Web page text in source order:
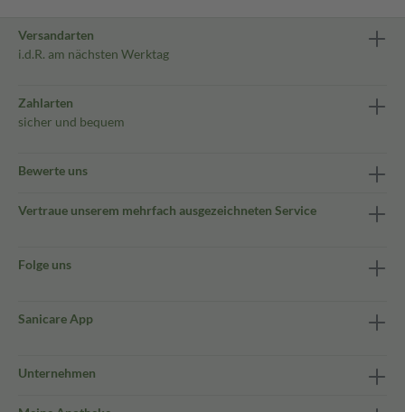
Versandarten
i.d.R. am nächsten Werktag
Zahlarten
sicher und bequem
Bewerte uns
Vertraue unserem mehrfach ausgezeichneten Service
Folge uns
Sanicare App
Unternehmen